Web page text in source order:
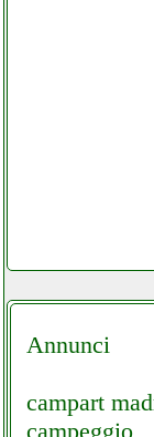
Annunci
campart
campeggio